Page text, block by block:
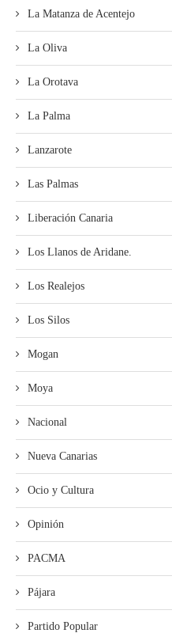
La Matanza de Acentejo
La Oliva
La Orotava
La Palma
Lanzarote
Las Palmas
Liberación Canaria
Los Llanos de Aridane.
Los Realejos
Los Silos
Mogan
Moya
Nacional
Nueva Canarias
Ocio y Cultura
Opinión
PACMA
Pájara
Partido Popular